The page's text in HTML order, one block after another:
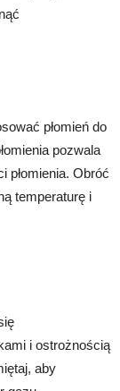
płomień do
pozwala
płomienia. Obróć
temperaturę i
i ostrożnością
aby